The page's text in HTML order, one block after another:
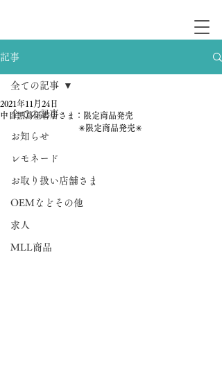
記事
全ての記事
お知らせ
レモネード
お取り扱い店舗さま
OEMなどその他
求人
MLL商品
全ての記事
中目黒蔦屋書店さま：限定商品発売
2021年11月24日
✳︎限定商品発売✳︎